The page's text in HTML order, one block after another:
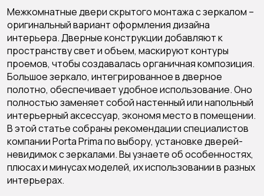
Межкомнатные двери скрытого монтажас зеркалом –
оригинальный вариант оформления дизайна
интерьера. Дверные конструкции добавляют к
пространству свет и объем, маскируют контуры
проемов, чтобы создавалась органичная композиция.
Большое зеркало, интегрированное в дверное
полотно, обеспечивает удобное использование. Оно
полностью заменяет собой настенный или напольный
интерьерный аксессуар, экономя место в помещении.
В этой статье собраны рекомендации специалистов
компании Porta Primaпо выбору, установке дверей-
невидимок с зеркалами. Вы узнаете об особенностях,
плюсах и минусах моделей, их использовании в разных
интерьерах.